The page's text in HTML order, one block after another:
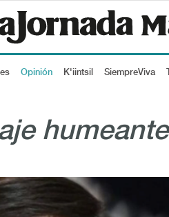
Opinión K'iintsil SiempreViva
humeante